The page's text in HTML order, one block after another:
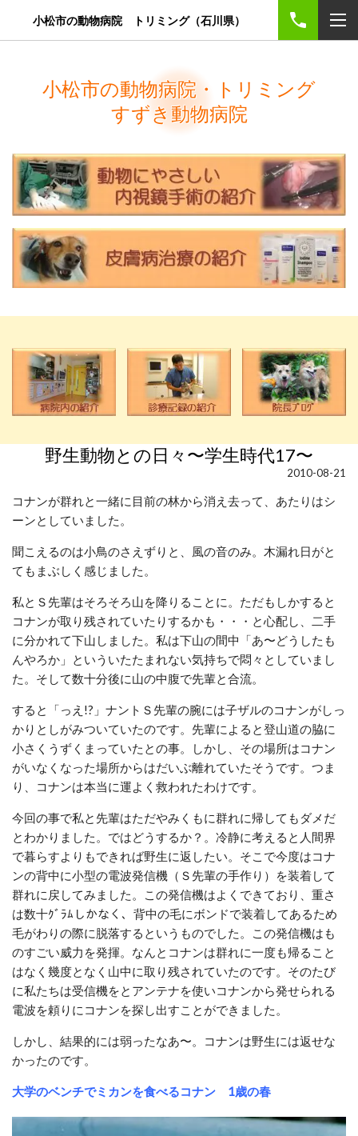
小松市の動物病院 トリミング（石川県）
小松市の動物病院・トリミング
すずき動物病院
野生動物との日々〜学生時代17〜
2010-08-21
コナンが群れと一緒に目前の林から消え去って、あたりはシ
ーンとしていました。
聞こえるのは小鳥のさえずりと、風の音のみ。木漏れ日がと
てもまぶしく感じました。
私とＳ先輩はそろそろ山を降りることに。ただもしかすると
コナンが取り残されていたりするかも・・・と心配し、二手
に分かれて下山しました。私は下山の間中「あ〜どうしたも
んやろか」といういたたまれない気持ちで悶々としていまし
た。そして数十分後に山の中腹で先輩と合流。
すると「っえ!?」ナントＳ先輩の腕には子ザルのコナンがしっ
かりとしがみついていたのです。先輩によると登山道の脇に
小さくうずくまっていたとの事。しかし、その場所はコナン
がいなくなった場所からはだいぶ離れていたそうです。つま
り、コナンは本当に運よく救われたわけです。
今回の事で私と先輩はただやみくもに群れに帰してもダメだ
とわかりました。ではどうするか？。 冷静に考えると人間界
で暮らすよりもできれば野生に返したい。そこで今度はコナ
ンの背中に小型の電波発信機（Ｓ先輩の手作り）を装着して
群れに戻してみました。この発信機はよくできており、重さ
は数十ｸﾞﾗﾑしかなく、背中の毛にボンドで装着してあるため
毛がわりの際に脱落するというものでした。この発信機はも
のすごい威力を発揮。なんとコナンは群れに一度も帰ること
はなく幾度となく山中に取り残されていたのです。そのたび
に私たちは受信機をとアンテナを使いコナンから発せられる
電波を頼りにコナンを探し出すことができました。
しかし、結果的には弱ったなあ〜。コナンは野生には返せな
かったのです。
大学のベンチでミカンを食べるコナン 1歳の春